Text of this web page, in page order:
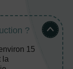
?
15
la